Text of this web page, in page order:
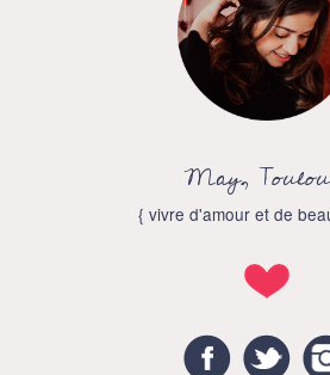
May,
{ vivre d'amour et de
Facebook